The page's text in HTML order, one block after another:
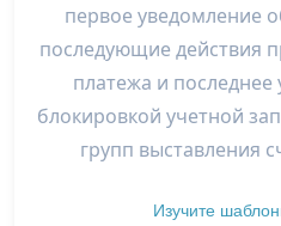
первое уведомление
последующие действия
платежа и
блокировкой учетной
групп выставления
Изучите